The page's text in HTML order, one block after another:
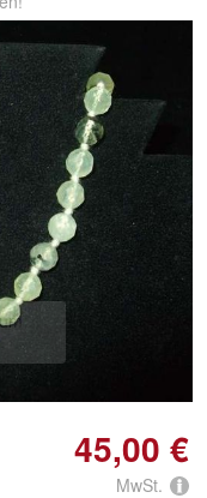
45,00 €
MwSt.